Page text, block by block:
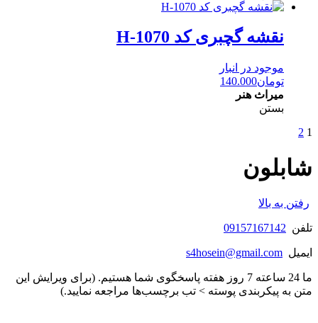
نقشه گچبری کد H-1070
موجود در انبار
تومان140.000
میراث هنر
بستن
1
2
شابلون
رفتن به بالا
تلفن 09157167142
ایمیل s4hosein@gmail.com
ما 24 ساعته 7 روز هفته پاسخگوی شما هستیم. (برای ویرایش این
متن به پیکربندی پوسته > تب برچسب‌ها مراجعه نمایید.)